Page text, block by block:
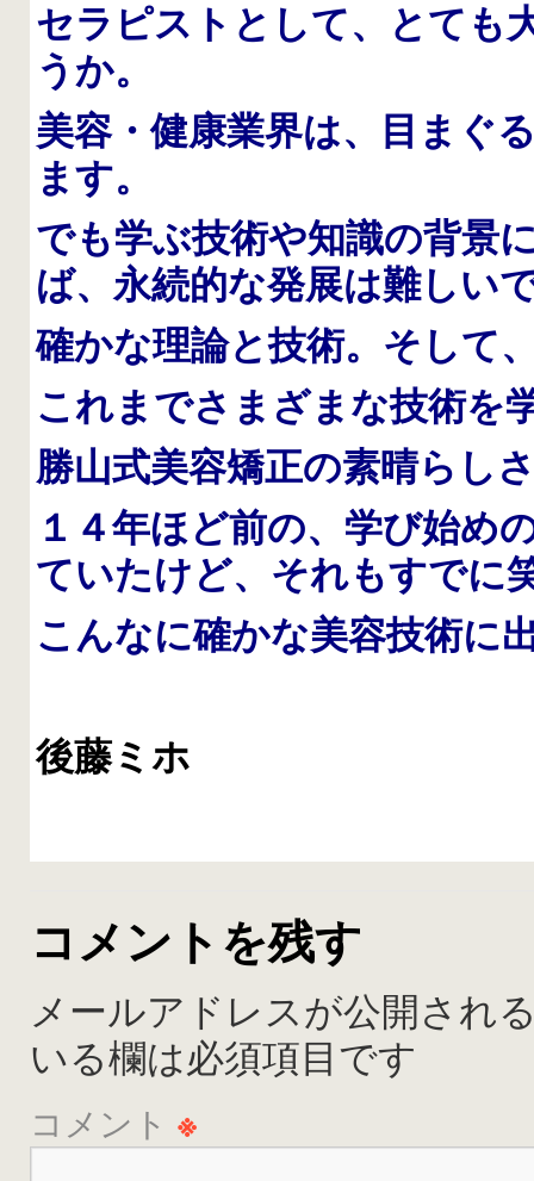
セラピストとして、とても
うか。
美容・健康業界は、目まぐ
ます。
でも学ぶ技術や知識の背景
ば、永続的な発展は難しい
確かな理論と技術。そして
これまでさまざまな技術を
勝山式美容矯正の素晴らし
１４年ほど前の、学び始め
ていたけど、それもすでに
こんなに確かな美容技術に
後藤ミホ
コメントを残す
メールアドレスが公開され
いる欄は必須項目です
コメント ※